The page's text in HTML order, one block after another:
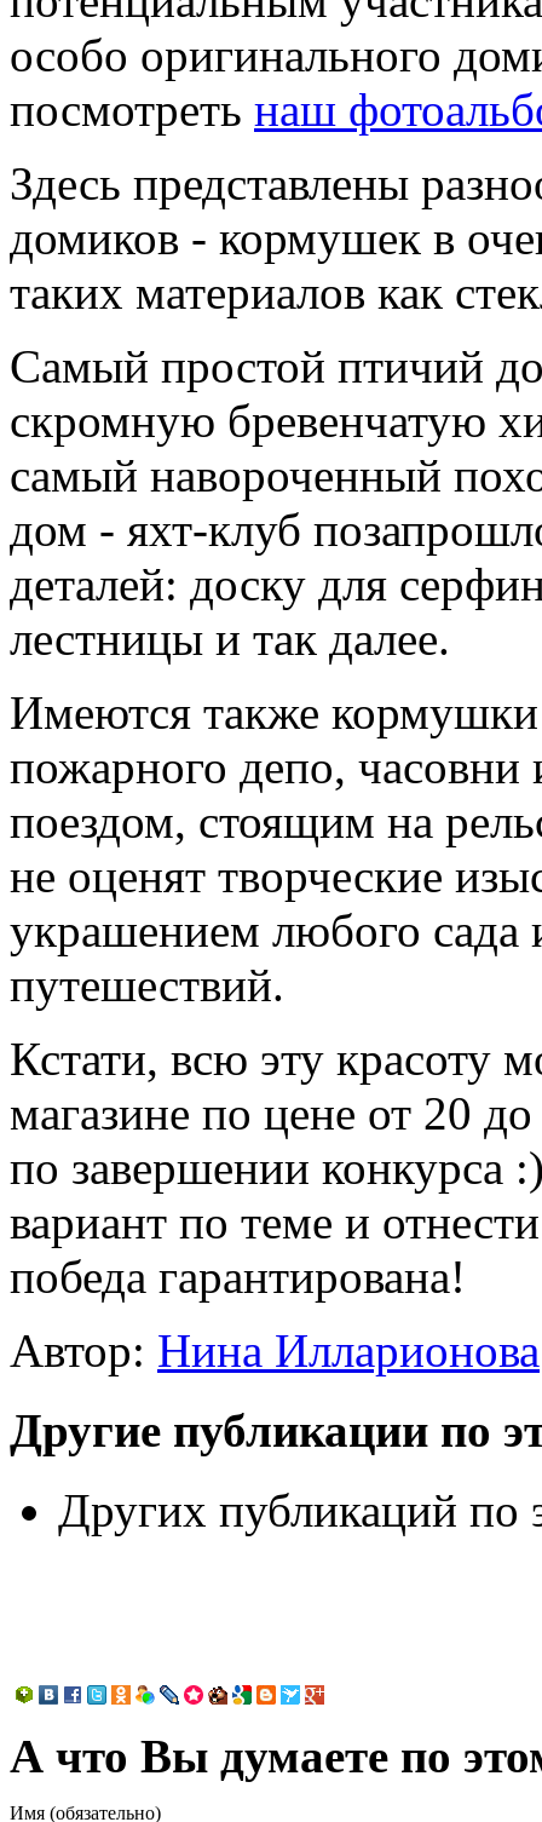
особо оригинального
посмотреть наш
Здесь представлены
домиков - кормушек в
таких материалов как
Самый простой птичий
скромную бревенчатую
самый навороченный
дом - яхт-клуб
деталей: доску для
лестницы и так далее.
Имеются также кормушки
пожарного депо, часовни
поездом, стоящим на
не оценят творческие
украшением любого сада
путешествий.
Кстати, всю эту красоту
магазине по цене от 20
по завершении конкурса
вариант по теме и
победа гарантирована!
Автор: Нина Илларионова
Другие публикации по
Других публикаций по
А что Вы думаете по
Имя (обязательно)